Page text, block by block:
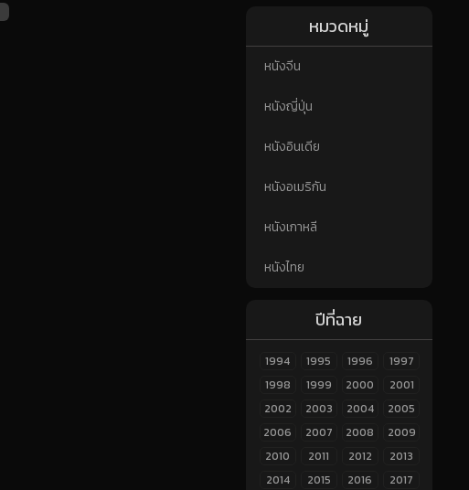
หมวดหมู่
หนังจีน
หนังญี่ปุ่น
หนังอินเดีย
หนังอเมริกัน
หนังเกาหลี
หนังไทย
ปีที่ฉาย
1994 1995 1996
1997
1998
1999 2000
2001
2002
2003 2004
2005
2006
2007 2008
2009
2010
2011 2012
2013
2014
2015 2016
2017